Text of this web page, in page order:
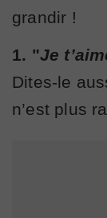
grandir !
1. "Je
Dites-le
n’est plus